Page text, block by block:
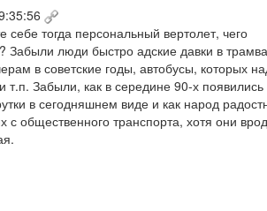
себе тогда персональный вертолет, чего
Забыли люди быстро адские давки в
в советские годы, автобусы, которых
т.п. Забыли, как в середине 90-х появились
в сегодняшнем виде и как народ
с общественного транспорта, хотя они